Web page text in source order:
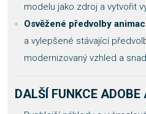
modelu jako zdroj a vytvořit
Osvěžené předvolby
a vylepšené stávající
modernizovaný vzhled a
DALŠÍ FUNKCE